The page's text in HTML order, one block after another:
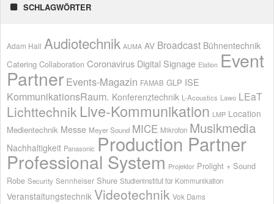
SCHLAGWÖRTER
Adam Hall Audiotechnik AUMA AV Broadcast Bühnentechnik
Catering Collaboration Coronavirus Digital Signage Elation Event
Partner Events-Magazin FAMAB GLP ISE
KommunikationsRaum. Konferenztechnik L-Acoustics Lawo LEaT
Lichttechnik Live-Kommunikation LMP Location
Medientechnik Messe Meyer Sound MICE Mikrofon Musikmedia
Nachhaltigkeit Panasonic Production Partner
Professional System Projektor Prolight + Sound
Robe Security Sennheiser Shure Studieninstitut für Kommunikation
Veranstaltungstechnik Videotechnik Vok Dams